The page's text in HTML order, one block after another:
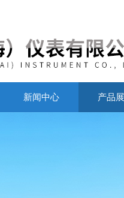
新闻中心 产品